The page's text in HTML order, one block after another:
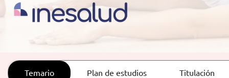
Temario Plan de estudios Titulación